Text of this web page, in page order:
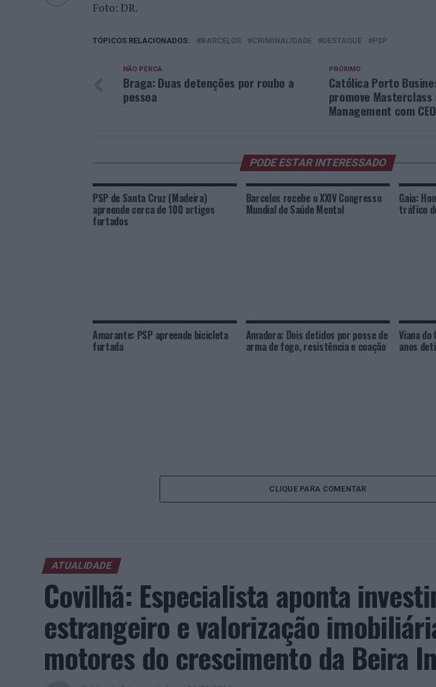
Foto: DR.
TÓPICOS RELACIONADOS: BARCELOS CRIMINALIDADE DESTAQUE PSP
PRÓXIMO
Católica Porto
promove Masterclass
Management com
NÃO PERCA
Braga: Duas detenções por roubo a
pessoa
PODE ESTAR INTERESSADO
PSP de Santa Cruz (Madeira)
apreende cerca de 100 artigos
furtados
Barcelos recebe o XXIV Congresso
Mundial de Saúde Mental
Gaia:
tráfico
Amarante: PSP apreende bicicleta
furtada
Amadora: Dois detidos por posse de
arma de fogo, resistência e coação
Viana
anos
CLIQUE PARA COMENTAR
ATUALIDADE
Covilhã: Especialista aponta
estrangeiro e valorização
motores do crescimento da Beira